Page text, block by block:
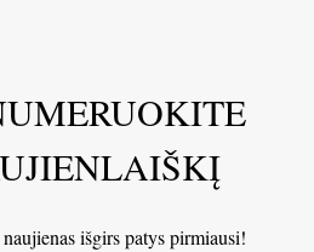
išgirs patys pirmiausi!